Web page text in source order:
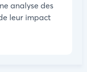
analyse des
leur impact